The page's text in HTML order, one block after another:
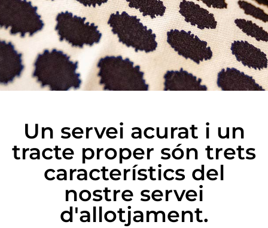
Un servei acurat i un
tracte proper són trets
característics del
nostre servei
d'allotjament.